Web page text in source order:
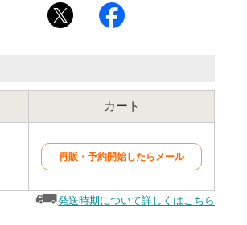
カート
再販・予約開始したらメール
発送時期について詳しくはこちら